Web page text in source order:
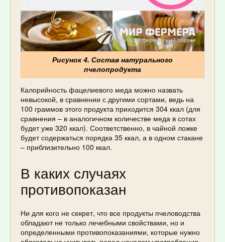
Рисунок 4. Состав натурального
пчелопродукта
Калорийность фацелиевого меда можно назвать
невысокой, в сравнении с другими сортами, ведь на
100 граммов этого продукта приходится 304 ккал (для
сравнения – в аналогичном количестве меда в сотах
будет уже 320 ккал). Соответственно, в чайной ложке
будет содержаться порядка 35 ккал, а в одном стакане
– приблизительно 100 ккал.
В каких случаях
противопоказан
Ни для кого не секрет, что все продукты пчеловодства
обладают не только лечебными свойствами, но и
определенными противопоказаниями, которые нужно